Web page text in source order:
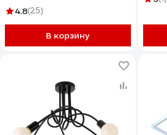
4.8(25)
В корзину